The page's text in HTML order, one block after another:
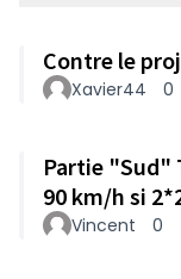
Contre le
Xavier44 0
Partie "Sud"
90 km/h si
Vincent 0